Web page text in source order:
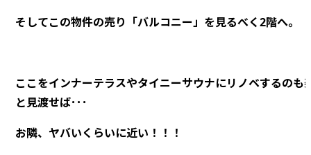
そしてこの物件の売り「バルコニー」を見るべく2階へ。
ここをインナーテラスやタイニーサウナにリノベするのも
と見渡せば･･･
お隣、ヤバいくらいに近い！！！